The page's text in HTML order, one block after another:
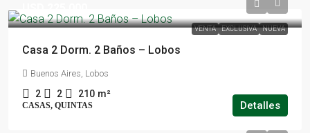
VENTA EXCLUSIVA NUEVA
Casa 2 Dorm. 2 Baños – Lobos
Buenos Aires, Lobos
2 2 210 m²
CASAS, QUINTAS Detalles